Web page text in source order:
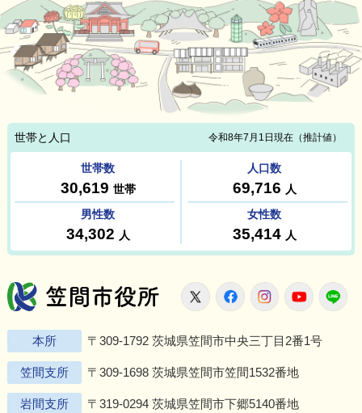
笠間市役所
X FacebookInstagram
本所 〒309-1792 茨城県笠間市中央三丁目2番1号
笠間支所 〒309-1698 茨城県笠間市笠間1532番地
岩間支所 〒319-0294 茨城県笠間市下郷5140番地